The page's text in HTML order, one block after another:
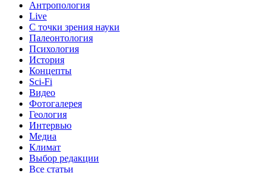
Антропология
Live
С точки зрения науки
Палеонтология
Психология
История
Концепты
Sci-Fi
Видео
Фотогалерея
Геология
Интервью
Медиа
Климат
Выбор редакции
Все статьи